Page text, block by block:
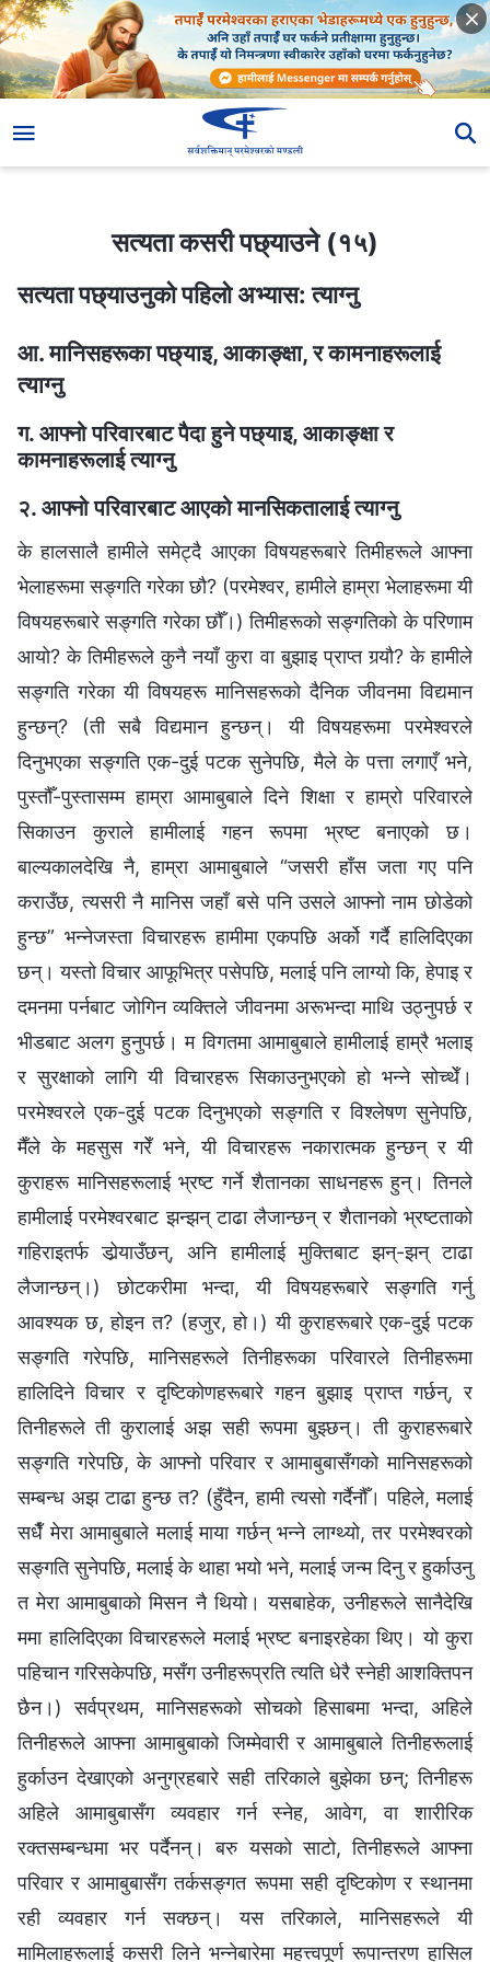
सत्यता कसरी पछ्याउने (१५)
सत्यता पछ्याउनुको पहिलो अभ्यास: त्याग्‍नु
आ. मानिसहरूका पछ्याइ, आकाङ्क्षा, र कामनाहरूलाई
त्याग्‍नु
ग. आफ्नो परिवारबाट पैदा हुने पछ्याइ, आकाङ्क्षा र
कामनाहरूलाई त्याग्‍नु
२. आफ्नो परिवारबाट आएको मानसिकतालाई त्याग्‍नु
के हालसालै हामीले समेट्दै आएका विषयहरूबारे तिमीहरूले आफ्‍ना
भेलाहरूमा सङ्गति गरेका छौ? (परमेश्‍वर, हामीले हाम्रा भेलाहरूमा यी
विषयहरूबारे सङ्गति गरेका छौँ।) तिमीहरूको सङ्गतिको के परिणाम
आयो? के तिमीहरूले कुनै नयाँ कुरा वा बुझाइ प्राप्त गर्‍यौ? के हामीले
सङ्गति गरेका यी विषयहरू मानिसहरूको दैनिक जीवनमा विद्यमान
हुन्छन्? (ती सबै विद्यमान हुन्छन्। यी विषयहरूमा परमेश्‍वरले
दिनुभएका सङ्गति एक-दुई पटक सुनेपछि, मैले के पत्ता लगाएँ भने,
पुस्तौँ-पुस्तासम्‍म हाम्रा आमाबुबाले दिने शिक्षा र हाम्रो परिवारले
सिकाउन कुराले हामीलाई गहन रूपमा भ्रष्ट बनाएको छ।
बाल्यकालदेखि नै, हाम्रा आमाबुबाले “जसरी हाँस जता गए पनि
कराउँछ, त्यसरी नै मानिस जहाँ बसे पनि उसले आफ्नो नाम छोडेको
हुन्छ” भन्‍नेजस्ता विचारहरू हामीमा एकपछि अर्को गर्दै हालिदिएका
छन्। यस्तो विचार आफूभित्र पसेपछि, मलाई पनि लाग्यो कि, हेपाइ र
दमनमा पर्नबाट जोगिन व्यक्तिले जीवनमा अरूभन्दा माथि उठ्नुपर्छ र
भीडबाट अलग हुनुपर्छ। म विगतमा आमाबुबाले हामीलाई हाम्रै भलाइ
र सुरक्षाको लागि यी विचारहरू सिकाउनुभएको हो भन्‍ने सोच्थेँ।
परमेश्‍वरले एक-दुई पटक दिनुभएको सङ्गति र विश्‍लेषण सुनेपछि,
मैँले के महसुस गरेँ भने, यी विचारहरू नकारात्मक हुन्छन् र यी
कुराहरू मानिसहरूलाई भ्रष्ट गर्ने शैतानका साधनहरू हुन्। तिनले
हामीलाई परमेश्‍वरबाट झन्झन् टाढा लैजान्छन् र शैतानको भ्रष्टताको
गहिराइतर्फ डोर्‍याउँछन्, अनि हामीलाई मुक्तिबाट झन्-झन् टाढा
लैजान्छन्।) छोटकरीमा भन्दा, यी विषयहरूबारे सङ्गति गर्नु
आवश्यक छ, होइन त? (हजुर, हो।) यी कुराहरूबारे एक-दुई पटक
सङ्गति गरेपछि, मानिसहरूले तिनीहरूका परिवारले तिनीहरूमा
हालिदिने विचार र दृष्टिकोणहरूबारे गहन बुझाइ प्राप्त गर्छन्, र
तिनीहरूले ती कुरालाई अझ सही रूपमा बुझ्छन्। ती कुराहरूबारे
सङ्गति गरेपछि, के आफ्‍नो परिवार र आमाबुबासँगको मानिसहरूको
सम्बन्ध अझ टाढा हुन्छ त? (हुँदैन, हामी त्यसो गर्दैनौँ। पहिले, मलाई
सधैँ मेरा आमाबुबाले मलाई माया गर्छन् भन्‍ने लाग्थ्यो, तर परमेश्‍वरको
सङ्गति सुनेपछि, मलाई के थाहा भयो भने, मलाई जन्म दिनु र हुर्काउनु
त मेरा आमाबुबाको मिसन नै थियो। यसबाहेक, उनीहरूले सानैदेखि
ममा हालिदिएका विचारहरूले मलाई भ्रष्ट बनाइरहेका थिए। यो कुरा
पहिचान गरिसकेपछि, मसँग उनीहरूप्रति त्यति धेरै स्‍नेही आशक्तिपन
छैन।) सर्वप्रथम, मानिसहरूको सोचको हिसाबमा भन्दा, अहिले
तिनीहरूले आफ्ना आमाबुबाको जिम्मेवारी र आमाबुबाले तिनीहरूलाई
हुर्काउन देखाएको अनुग्रहबारे सही तरिकाले बुझेका छन्; तिनीहरू
अहिले आमाबुबासँग व्यवहार गर्न स्‍नेह, आवेग, वा शारीरिक
रक्तसम्बन्धमा भर पर्दैनन्। बरु यसको साटो, तिनीहरूले आफ्‍ना
परिवार र आमाबुबासँग तर्कसङ्गत रूपमा सही दृष्टिकोण र स्थानमा
रही व्यवहार गर्न सक्छन्। यस तरिकाले, मानिसहरूले यी
मामिलाहरूलाई कसरी लिने भन्‍नेबारेमा महत्त्वपूर्ण रूपान्तरण हासिल